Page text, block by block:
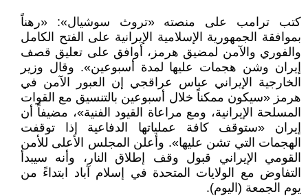
كتب ترامب على منصته «تروث سوشيال»: «رهناً
بموافقة الجمهورية الإسلامية الإيرانية على الفتح الكامل
والفوري والآمن لمضيق هرمز، أوافق على تعليق قصف
إيران وشن هجمات عليها لمدة أسبوعين». وقال وزير
الخارجية الإيراني عباس عراقجي إن العبور الآمن في
هرمز «سيكون ممكناً خلال أسبوعين بالتنسيق مع القوات
المسلحة الإيرانية، ومع مراعاة القيود الفنية»، مضيفاً أن
إيران «ستوقف كافة عملياتها الدفاعية إذا توقفت
الهجمات التي تشن عليها». وأعلن المجلس الأعلى للأمن
القومي الإيراني قبول وقف إطلاق النار، وأنه سيبدأ
التفاوض مع الولايات المتحدة في إسلام آباد ابتداءً من
يوم الجمعة (اليوم).